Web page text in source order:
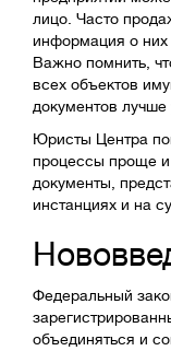
лицо. Часто
информация о них
Важно помнить,
всех объектов
документов
Юристы Центра
процессы проще
документы,
инстанциях и на
Федеральный
объединяться и